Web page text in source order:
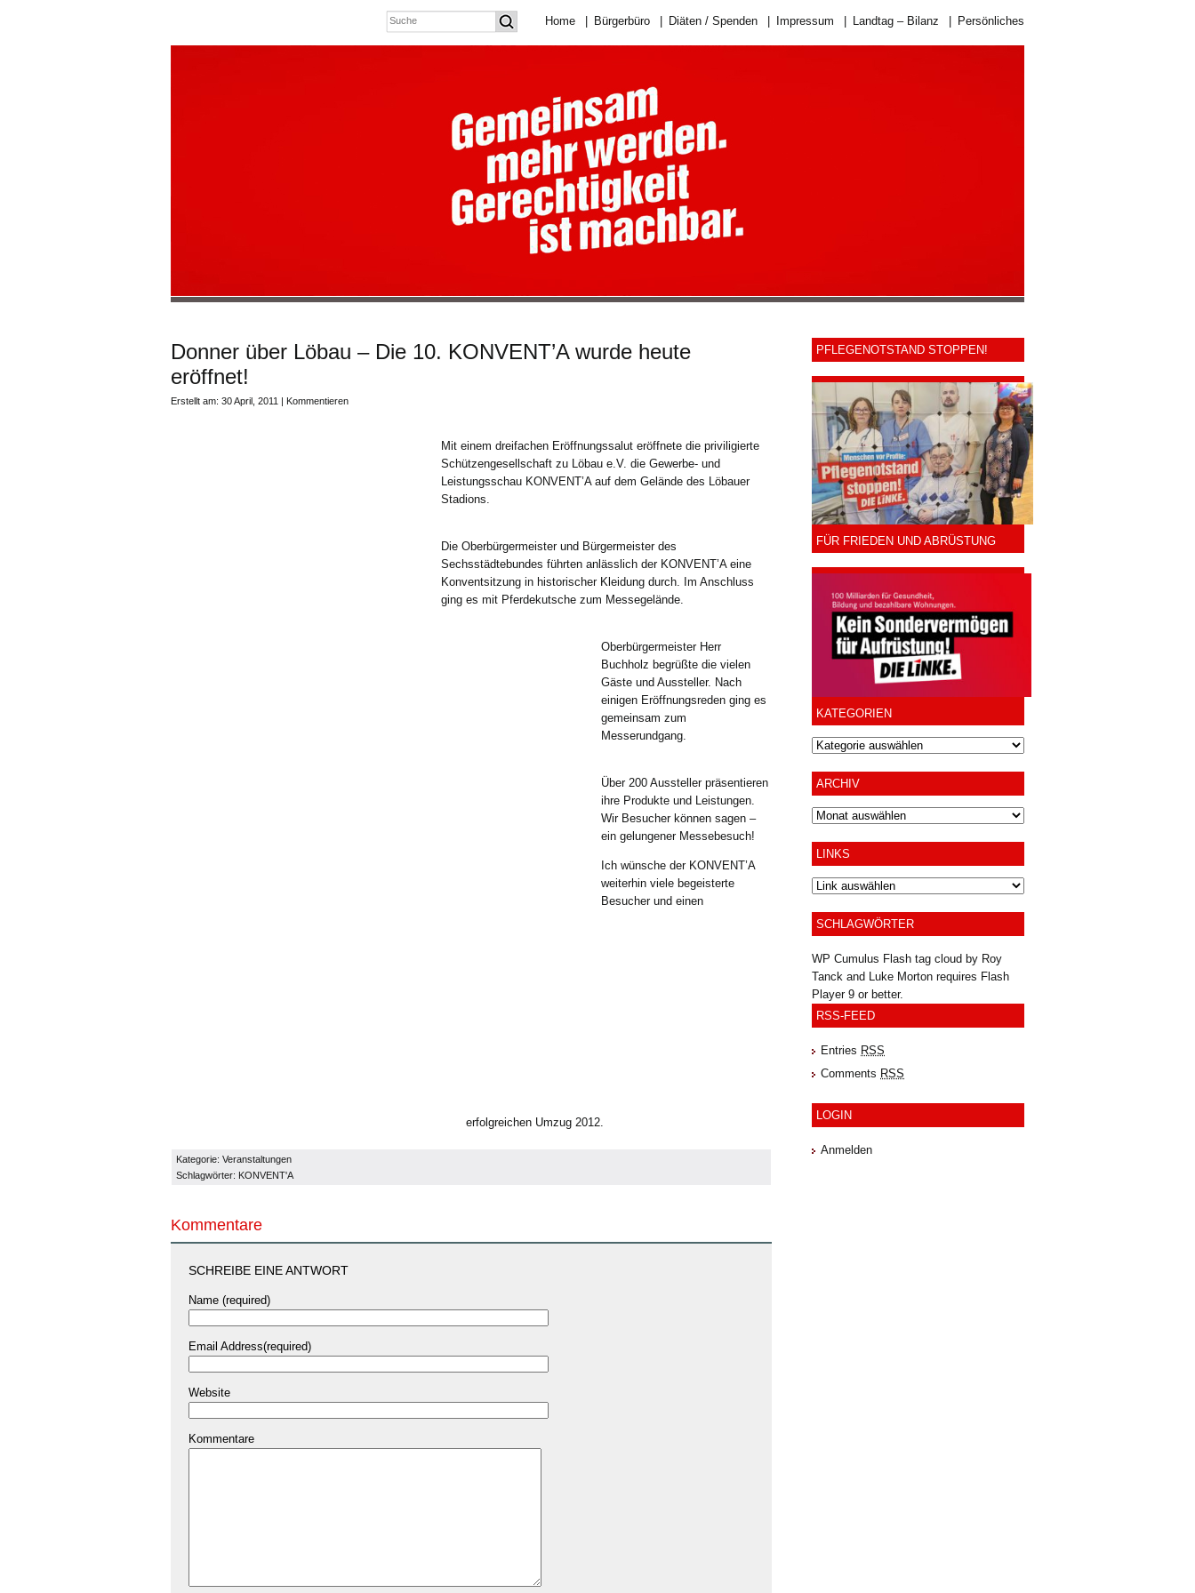
Home Bürgerbüro Diäten / Spenden Impressum Landtag – Bilanz Persönliches
Donner über Löbau – Die 10. KONVENT’A wurde heute
eröffnet!
Erstellt am: 30 April, 2011 | Kommentieren
Mit einem dreifachen Eröffnungssalut eröffnete die priviligierte
Schützengesellschaft zu Löbau e.V. die Gewerbe- und
Leistungsschau KONVENT’A auf dem Gelände des Löbauer
Stadions.
Die Oberbürgermeister und Bürgermeister des
Sechsstädtebundes führten anlässlich der KONVENT’A eine
Konventsitzung in historischer Kleidung durch. Im Anschluss
ging es mit Pferdekutsche zum Messegelände.
Oberbürgermeister Herr
Buchholz begrüßte die vielen
Gäste und Aussteller. Nach
einigen Eröffnungsreden ging es
gemeinsam zum
Messerundgang.
Über 200 Aussteller präsentieren
ihre Produkte und Leistungen.
Wir Besucher können sagen –
ein gelungener Messebesuch!
Ich wünsche der KONVENT’A
weiterhin viele begeisterte
Besucher und einen
erfolgreichen Umzug 2012.
Kategorie: Veranstaltungen
Schlagwörter: KONVENT'A
Kommentare
SCHREIBE EINE ANTWORT
Name (required)
Email Address(required)
Website
Kommentare
PFLEGENOTSTAND STOPPEN!
FÜR FRIEDEN UND ABRÜSTUNG
KATEGORIEN
ARCHIV
Archiv
LINKS
SCHLAGWÖRTER
WP Cumulus Flash tag cloud by Roy
Tanck and Luke Morton requires Flash
Player9 or better.
RSS-FEED
Entries RSS
Comments RSS
LOGIN
Anmelden